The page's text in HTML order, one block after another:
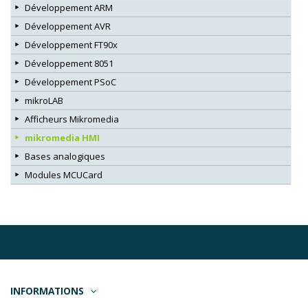
Développement ARM
Développement AVR
Développement FT90x
Développement 8051
Développement PSoC
mikroLAB
Afficheurs Mikromedia
mikromedia HMI
Bases analogiques
Modules MCUCard
INFORMATIONS